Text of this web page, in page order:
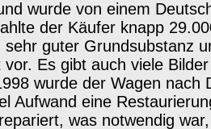
wurde von einem
der Käufer knapp
guter Grundsubstanz
Es gibt auch viele
wurde der Wagen nach
Aufwand eine
was notwendig